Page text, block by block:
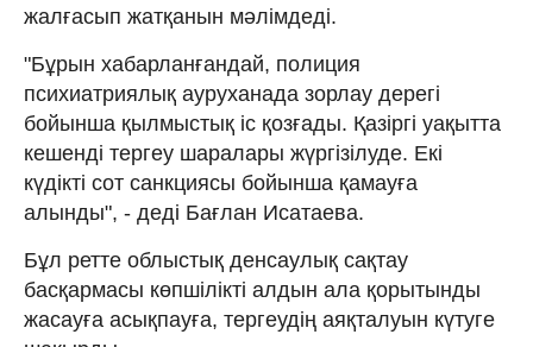
жалғасып жатқанын мәлімдеді.
"Бұрын хабарланғандай, полиция
психиатриялық ауруханада зорлау дерегі
бойынша қылмыстық іс қозғады. Қазіргі уақытта
кешенді тергеу шаралары жүргізілуде. Екі
күдікті сот санкциясы бойынша қамауға
алынды", - деді Бағлан Исатаева.
Бұл ретте облыстық денсаулық сақтау
басқармасы көпшілікті алдын ала қорытынды
жасауға асықпауға, тергеудің аяқталуын күтуге